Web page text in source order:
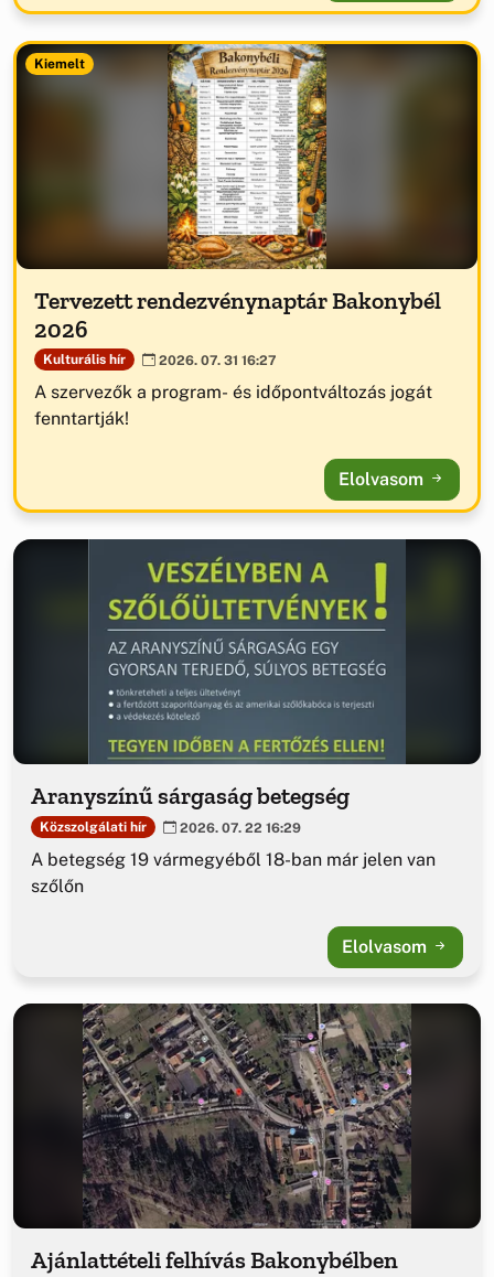
Kiemelt
Tervezett rendezvénynaptár Bakonybél
2026
Kulturális hír 2026. 07. 31 16:27
A szervezők a program- és időpontváltozás jogát
fenntartják!
Elolvasom
Aranyszínű sárgaság betegség
Közszolgálati hír 2026. 07. 22 16:29
A betegség 19 vármegyéből 18-ban már jelen van
szőlőn
Elolvasom
Ajánlattételi felhívás Bakonybélben